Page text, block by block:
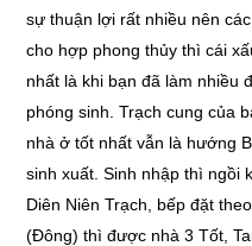
sự thuận lợi rất nhiều nên
cho hợp phong thủy thì cái
nhất là khi bạn đã làm nhiều
phóng sinh. Trạch cung của
nhà ở tốt nhất vẫn là hướng
sinh xuất. Sinh nhập thì ngồi
Diên Niên Trạch, bếp đặt
(Đông) thì được nhà 3 Tốt,